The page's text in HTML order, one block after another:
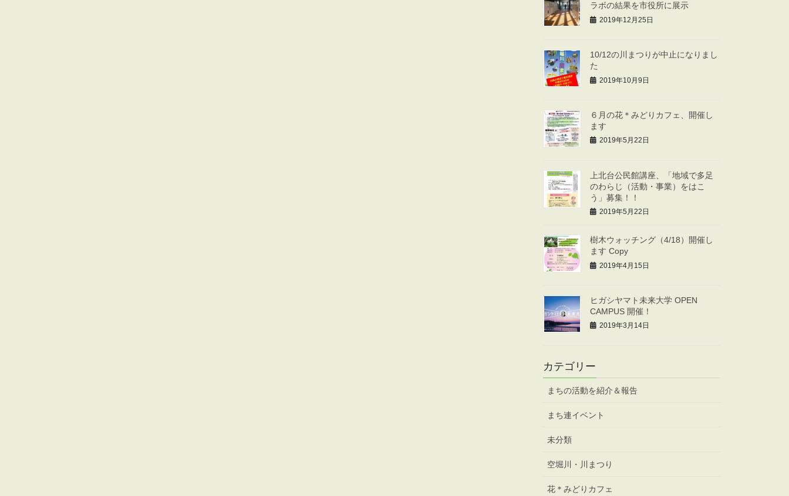
ラボの結果を市役所に展示
2019年12月25日
10/12の川まつりが中止になりまし
た
2019年10月9日
６月の花＊みどりカフェ、開催し
ます
2019年5月22日
上北台公民館講座、「地域で多足
のわらじ（活動・事業）をはこ
う」募集！！
2019年5月22日
樹木ウォッチング（4/18）開催し
ます Copy
2019年4月15日
ヒガシヤマト未来大学 OPEN
CAMPUS 開催！
2019年3月14日
カテゴリー
まちの活動を紹介＆報告
まち連イベント
未分類
空堀川・川まつり
花＊みどりカフェ